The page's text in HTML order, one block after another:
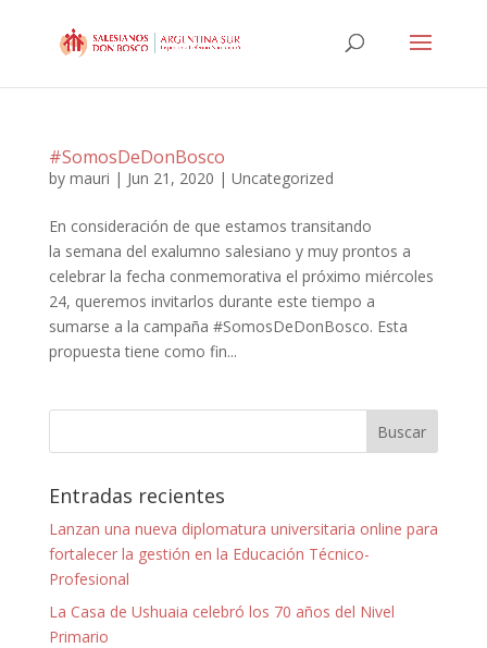
#SomosDeDonBosco
by mauri | Jun 21, 2020 | Uncategorized
En consideración de que estamos transitando
la semana del exalumno salesiano y muy prontos a
celebrar la fecha conmemorativa el próximo miércoles
24, queremos invitarlos durante este tiempo a
sumarse a la campaña #SomosDeDonBosco. Esta
propuesta tiene como fin...
Entradas recientes
Lanzan una nueva diplomatura universitaria online para
fortalecer la gestión en la Educación Técnico-
Profesional
La Casa de Ushuaia celebró los 70 años del Nivel
Primario